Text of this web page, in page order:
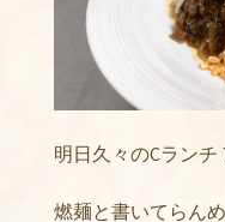
明日久々のCランチ
燃麺と書いてらん